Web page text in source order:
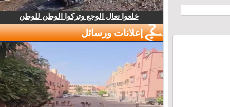
خلعوا نعال الوجع وتركوا الوطن للوطن
إعلانات ورسائل